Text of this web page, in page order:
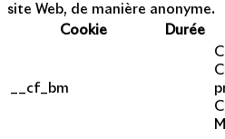
site Web, de manière anonyme.
Cookie
Durée
__cf_bm